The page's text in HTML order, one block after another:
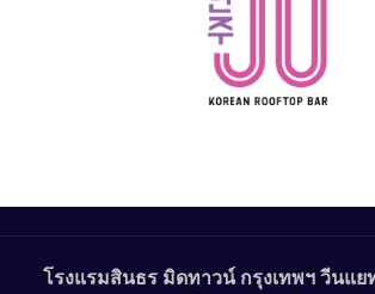
โรงแรมสินธร มิดทาวน์ กรุงเทพฯ วีนแ